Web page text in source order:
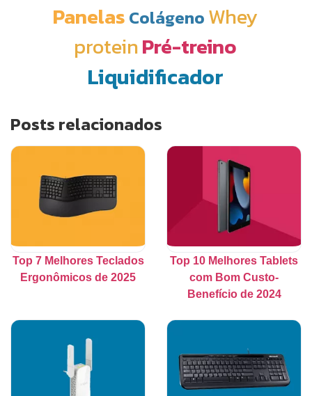
Panelas Colágeno Whey
proteinPré-treino
Liquidificador
Posts relacionados
Top 7 Melhores Teclados
Ergonômicos de 2025
Top 10 Melhores Tablets
com Bom Custo-
Benefício de 2024